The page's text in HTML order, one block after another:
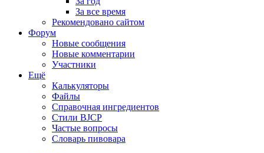
За все время
Рекомендовано сайтом
Форум
Новые сообщения
Новые комментарии
Участники
Ещё
Калькуляторы
Файлы
Справочная ингредиентов
Стили BJCP
Частые вопросы
Словарь пивовара